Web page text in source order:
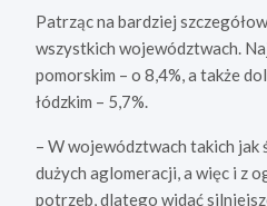
Patrząc na bardziej
wszystkich województwach.
pomorskim – o 8,4%, a także
łódzkim – 5,7%.
– W województwach takich jak
dużych aglomeracji, a więc i z
potrzeb, dlatego widać